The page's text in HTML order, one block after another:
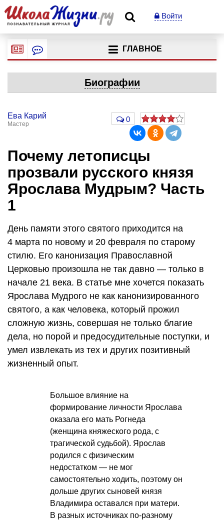
Войти
ГЛАВНОЕ
Биографии
Ева Карий
Мастер
0
Почему летописцы
прозвали русского князя
Ярослава Мудрым? Часть
1
День памяти этого святого приходится на
4 марта по новому и 20 февраля по старому
стилю. Его канонизация Православной
Церковью произошла не так давно — только в
начале 21 века. В статье мне хочется показать
Ярослава Мудрого не как канонизированного
святого, а как человека, который прожил
сложную жизнь, совершая не только благие
дела, но порой и предосудительные поступки, и
умел извлекать из тех и других позитивный
жизненный опыт.
Большое влияние на
формирование личности Ярослава
оказала его мать Рогнеда
(женщина княжеского рода, с
трагической судьбой). Ярослав
родился с физическим
недостатком — не мог
самостоятельно ходить, поэтому он
дольше других сыновей князя
Владимира оставался при матери.
В разных источниках по-разному